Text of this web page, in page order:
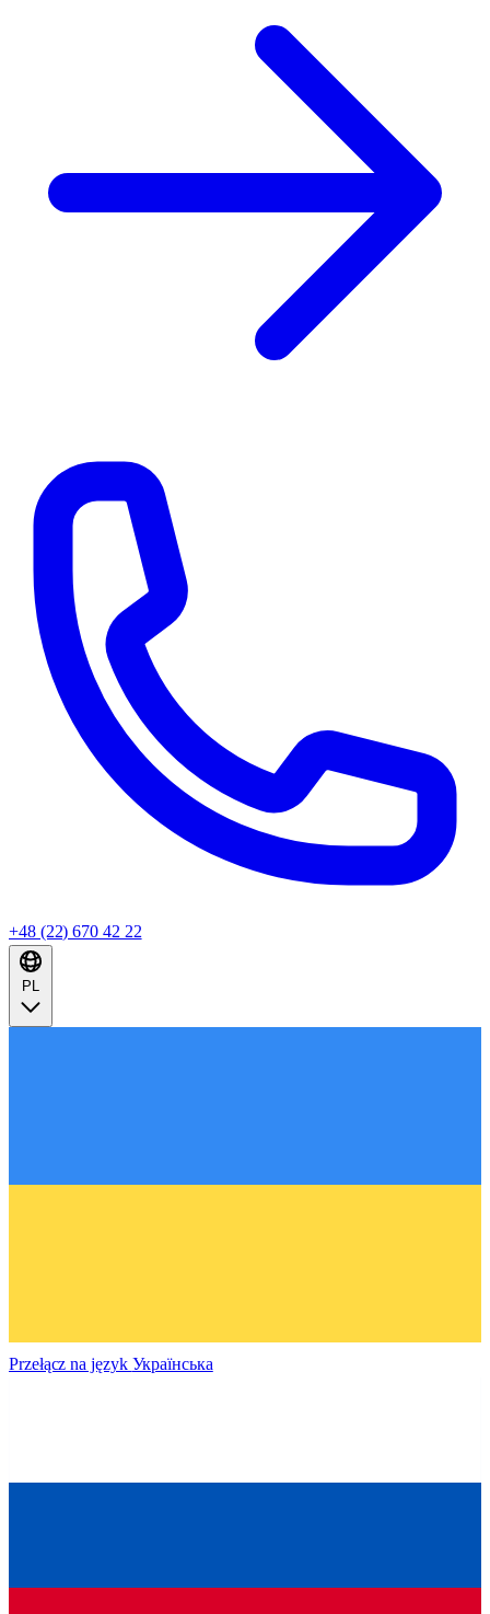
+48 (22) 670 42 22
Przełącz na język Українська